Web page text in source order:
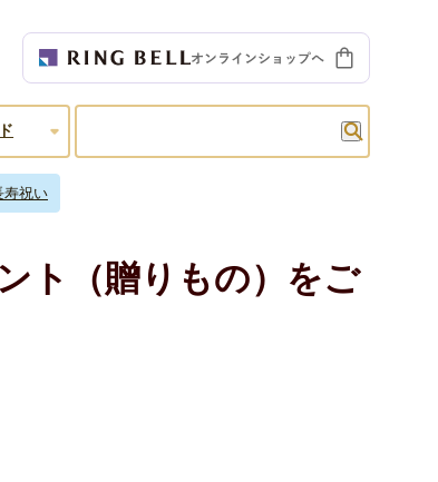
寿祝い
ト（贈りもの）をご